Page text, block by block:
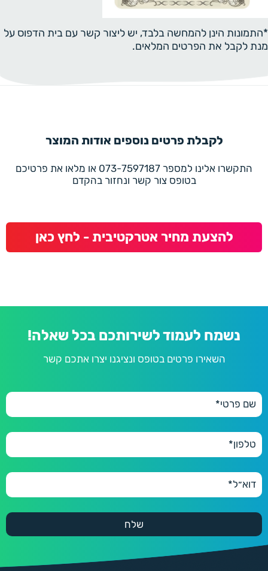
*התמונות הינן להמחשה בלבד, יש ליצור קשר עם בית הדפוס על
מנת לקבל את הפרטים המלאים.
לקבלת פרטים נוספים אודות המוצר
התקשרו אלינו למספר 073-7597187 או מלאו את פרטיכם
בטופס צור קשר ונחזור בהקדם
להצעת מחיר אטרקטיבית - לחץ כאן
נשמח לעמוד לשירותכם בכל שאלה!
השאירו פרטים בטופס ונציגנו יצרו אתכם קשר